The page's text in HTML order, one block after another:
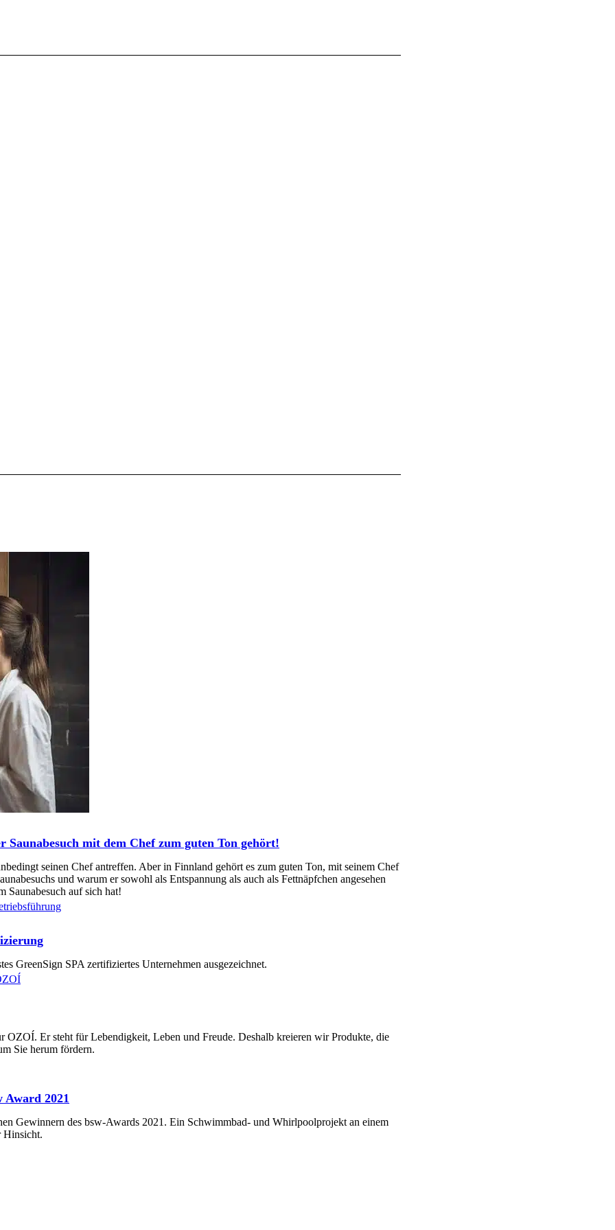
mit dem Chef zum guten Ton gehört!
seinen Chef antreffen. Aber in Finnland gehört es zum guten Ton, mit seinem Chef
und warum er sowohl als Entspannung als auch als Fettnäpfchen angesehen
Saunabesuch auf sich hat!
GreenSign SPA zertifiziertes Unternehmen ausgezeichnet.
Er steht für Lebendigkeit, Leben und Freude. Deshalb kreieren wir Produkte, die
Sie herum fördern.
Award 2021
Gewinnern des bsw-Awards 2021. Ein Schwimmbad- und Whirlpoolprojekt an einem
Hinsicht.